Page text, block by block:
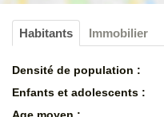
Habitants Immobilier
Densité de population :
Enfants et adolescents :
Age moyen :